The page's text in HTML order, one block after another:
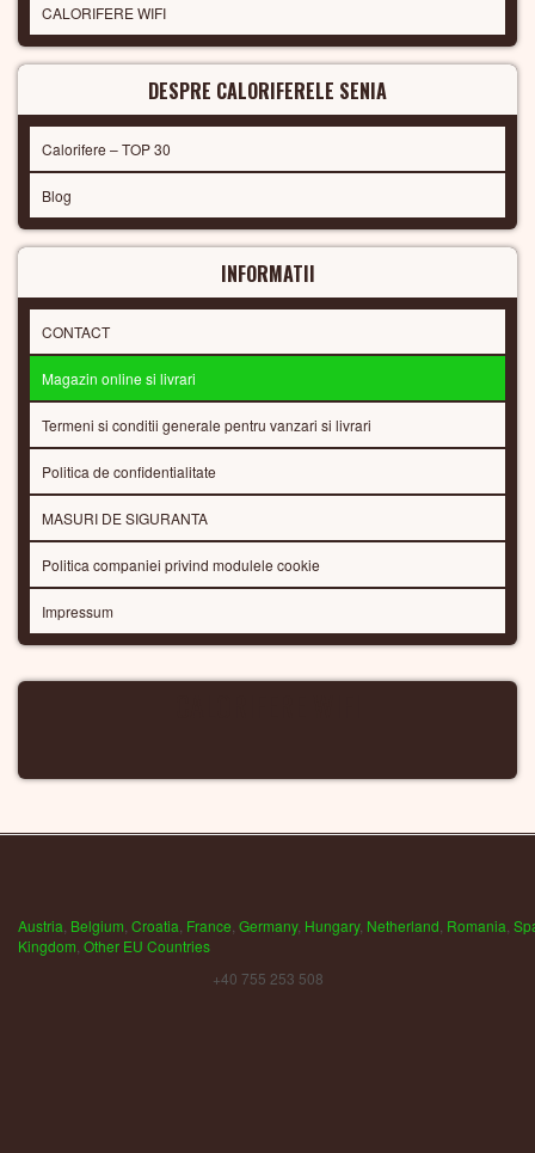
CALORIFERE WIFI
DESPRE CALORIFERELE SENIA
Calorifere – TOP 30
Blog
INFORMATII
CONTACT
Magazin online si livrari
Termeni si conditii generale pentru vanzari si livrari
Politica de confidentialitate
MASURI DE SIGURANTA
Politica companiei privind modulele cookie
Impressum
Austria Belgium Croatia France Germany, Hungary, Netherland Romania
Kingdom Other EU Countries
+40 755 253 508